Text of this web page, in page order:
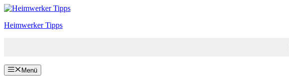
Zum
springen
Heimwerker Tipps
Menü